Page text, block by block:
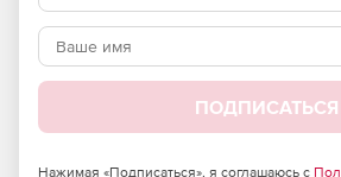
Выполнение расчетов, связанных
Проектирование внешних
инженерных коммуникаций
типа.
ПОДПИСАТЬСЯ
Нажимая «Подписаться», я соглашаюсь с